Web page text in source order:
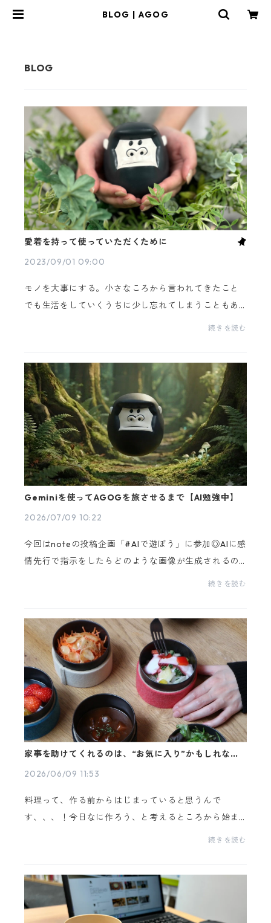
BLOG | AGOG
愛着を持って使っていただくために
2023/09/01 09:00
モノを大事にする。小さなころから言われてきたこと
でも生活をしていくうちに少し忘れてしまうこともあ
ります。 モノに込められた想いを知ってモノに愛着を
続きを読む
Geminiを使ってAGOGを旅させるまで【AI勉強中】
2026/07/09 10:22
今回はnoteの投稿企画「#AIで遊ぼう」に参加◎AIに感
情先行で指示をしたらどのような画像が生成されるの
か、、、、細かな指示じゃなくてどこまでいける！？
続きを読む
家事を助けてくれるのは、“お気に入り”かもしれな
2026/06/09 11:53
料理って、作る前からはじまっていると思うんで
す、、、！今日なに作ろう、と考えるところから始ま
続きを読む